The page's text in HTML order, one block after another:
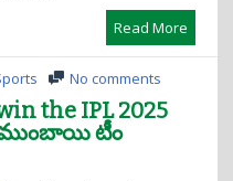
Read More
No comments
the IPL 2025
ముంబాయి టీం